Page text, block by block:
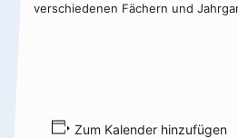
verschiedenen Fächern und
Zum Kalender hinzufügen